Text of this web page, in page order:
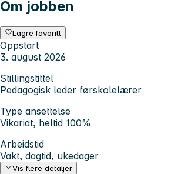
Om jobben
Lagre favoritt
Oppstart
3. august 2026
Stillingstittel
Pedagogisk leder førskolelærer
Type ansettelse
Vikariat, heltid 100%
Arbeidstid
Vakt, dagtid, ukedager
Vis flere detaljer